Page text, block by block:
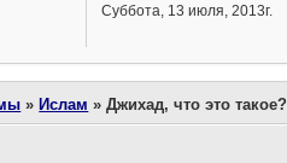
Суббота, 13 июля, 2013г.
»Ислам »Джихад, что это такое?